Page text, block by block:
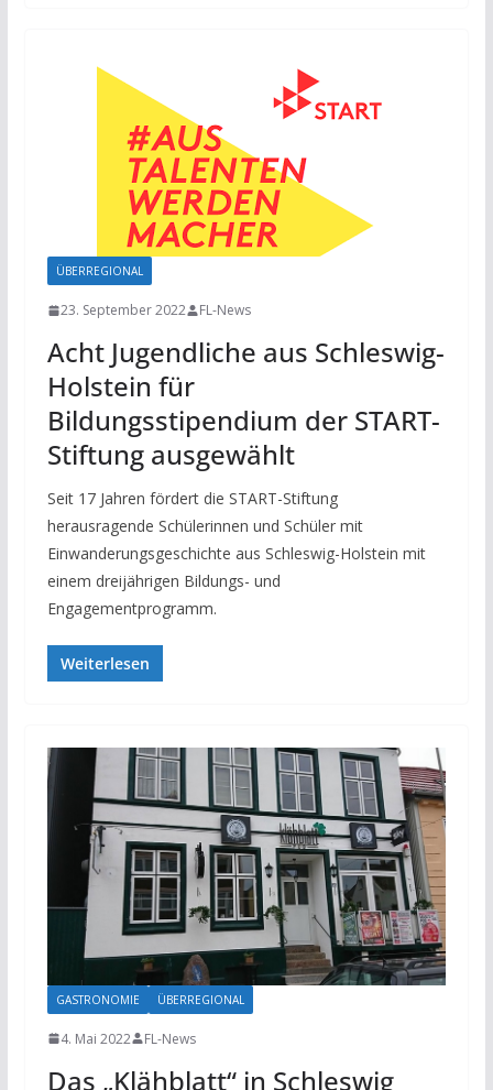
ÜBERREGIONAL
23. September 2022 FL-News
Acht Jugendliche aus Schleswig-
Holstein für
Bildungsstipendium der START-
Stiftung ausgewählt
Seit 17 Jahren fördert die START-Stiftung
herausragende Schülerinnen und Schüler mit
Einwanderungsgeschichte aus Schleswig-Holstein mit
einem dreijährigen Bildungs- und
Engagementprogramm.
Weiterlesen
GASTRONOMIE ÜBERREGIONAL
4. Mai 2022 FL-News
Das „Klähblatt“ in Schleswig